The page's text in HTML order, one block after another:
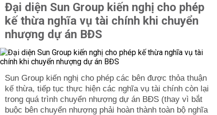
Đại diện Sun Group kiến nghị cho phép
kế thừa nghĩa vụ tài chính khi chuyển
nhượng dự án BĐS
Sun Group kiến nghị cho phép các bên được thỏa thuận
kế thừa, tiếp tục thực hiện các nghĩa vụ tài chính còn lại
trong quá trình chuyển nhượng dự án BĐS (thay vì bắt
buộc bên chuyển nhượng phải hoàn thành toàn bộ nghĩa